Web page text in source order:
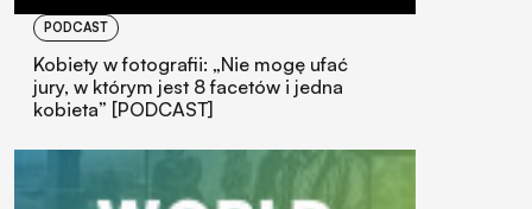
PODCAST
Kobiety w fotografii: „Nie mogę ufać
jury, w którym jest 8 facetów i jedna
kobieta” [PODCAST]